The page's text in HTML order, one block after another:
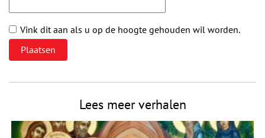
Vink dit aan als u op de hoogte gehouden wil worden.
Lees meer verhalen